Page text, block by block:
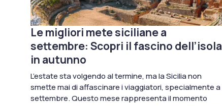
Le migliori mete siciliane a
settembre: Scopri il fascino dell’isola
in autunno
L’estate sta volgendo al termine, ma la Sicilia non
smette mai di affascinare i viaggiatori, specialmente a
settembre. Questo mese rappresenta il momento